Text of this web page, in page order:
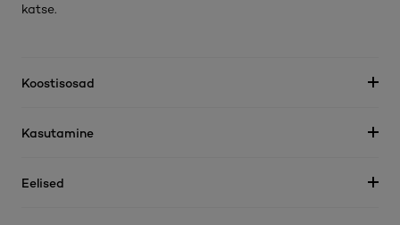
katse.
Koostisosad
Kasutamine
Eelised